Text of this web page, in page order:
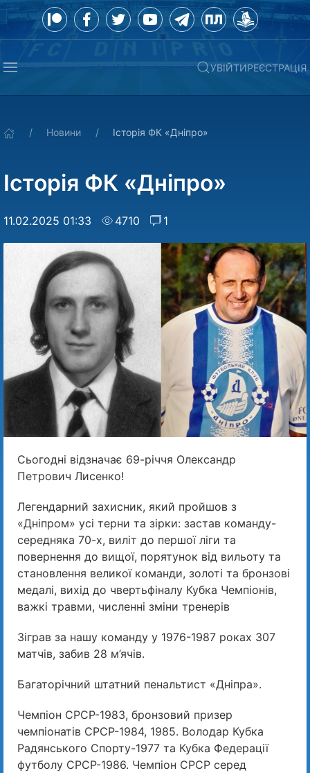
УВІЙТИРЕЄСТРАЦІЯ
Новини Історія ФК «Дніпро»
Історія ФК «Дніпро»
11.02.2025 01:33 4710 1
Сьогодні відзначає 69-річчя Олександр
Петрович Лисенко!
Легендарний захисник, який пройшов з
«Дніпром» усі терни та зірки: застав команду-
середняка 70-х, виліт до першої ліги та
повернення до вищої, порятунок від вильоту та
становлення великої команди, золоті та бронзові
медалі, вихід до чвертьфіналу Кубка Чемпіонів,
важкі травми, численні зміни тренерів
Зіграв за нашу команду у 1976-1987 роках 307
матчів, забив 28 м’ячів.
Багаторічний штатний пенальтист «Дніпра».
Чемпіон СРСР-1983, бронзовий призер
чемпіонатів СРСР-1984, 1985. Володар Кубка
Радянського Спорту-1977 та Кубка Федерації
футболу СРСР-1986. Чемпіон СРСР серед